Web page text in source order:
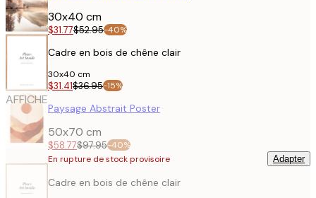
30x40 cm
$31.77$52.95-40%
Cadre en bois de chêne clair
30x40 cm
$31.41$36.95-15%
AFFICHE
Paysage Abstrait Poster
50x70 cm
$58.77$97.95-40%
En rupture de stock provisoire
Adapter
Cadre en bois de chêne clair